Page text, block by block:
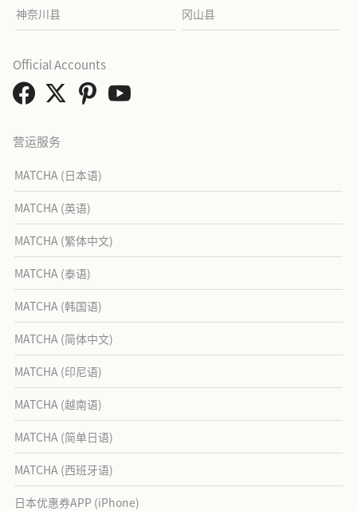
神奈川县 冈山县
营运服务
MATCHA (日本语)
MATCHA (英语)
MATCHA (繁体中文)
MATCHA (泰语)
MATCHA (韩国语)
MATCHA (简体中文)
MATCHA (印尼语)
MATCHA (越南语)
MATCHA (简单日语)
MATCHA (西班牙语)
日本优惠券APP (iPhone)
Official Accounts